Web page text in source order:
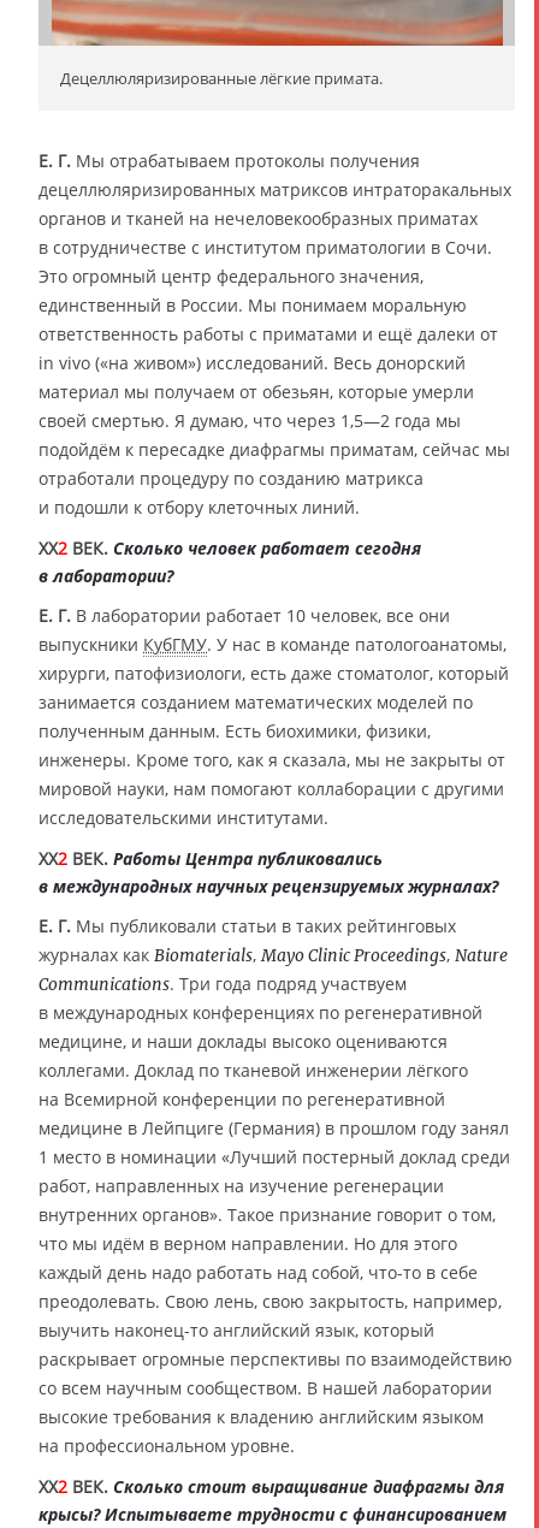
Децеллюляризированные лёгкие примата.
Е. Г. Мы отрабатываем протоколы получения
децеллюляризированных матриксов интраторакальных
органов и тканей на нечеловекообразных приматах
в сотрудничестве с институтом приматологии в Сочи.
Это огромный центр федерального значения,
единственный в России. Мы понимаем моральную
ответственность работы с приматами и ещё далеки от
in vivo («на живом») исследований. Весь донорский
материал мы получаем от обезьян, которые умерли
своей смертью. Я думаю, что через 1,5—2 года мы
подойдём к пересадке диафрагмы приматам, сейчас мы
отработали процедуру по созданию матрикса
и подошли к отбору клеточных линий.
XX2 ВЕК. Сколько человек работает сегодня
в лаборатории?
Е. Г. В лаборатории работает 10 человек, все они
выпускники КубГМУ. У нас в команде патологоанатомы,
хирурги, патофизиологи, есть даже стоматолог, который
занимается созданием математических моделей по
полученным данным. Есть биохимики, физики,
инженеры. Кроме того, как я сказала, мы не закрыты от
мировой науки, нам помогают коллаборации с другими
исследовательскими институтами.
XX2 ВЕК. Работы Центра публиковались
в международных научных рецензируемых журналах?
Е. Г. Мы публиковали статьи в таких рейтинговых
журналах как Biomaterials,Mayo Clinic Proceedings, Nature
Communications. Три года подряд участвуем
в международных конференциях по регенеративной
медицине, и наши доклады высоко оцениваются
коллегами. Доклад по тканевой инженерии лёгкого
на Всемирной конференции по регенеративной
медицине в Лейпциге (Германия) в прошлом году занял
1 место в номинации «Лучший постерный доклад среди
работ, направленных на изучение регенерации
внутренних органов». Такое признание говорит о том,
что мы идём в верном направлении. Но для этого
каждый день надо работать над собой, что-то в себе
преодолевать. Свою лень, свою закрытость, например,
выучить наконец-то английский язык, который
раскрывает огромные перспективы по взаимодействию
со всем научным сообществом. В нашей лаборатории
высокие требования к владению английским языком
на профессиональном уровне.
XX2 ВЕК. Сколько стоит выращивание диафрагмы для
крысы? Испытываете трудности с финансированием